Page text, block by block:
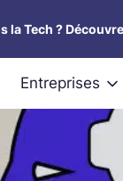
Tech ?
Entreprises